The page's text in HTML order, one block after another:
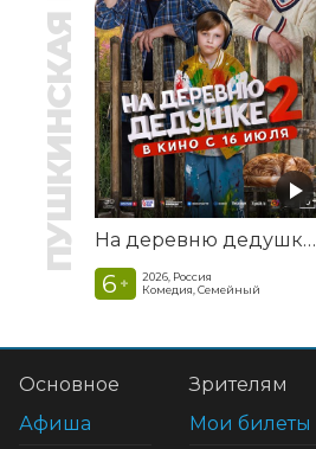
На деревню дедушке 2
6 +
2026, Россия
Комедия, Семейный
Основное
Афиша
Зрителям
Мои билеты